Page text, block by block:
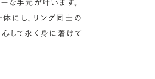
な手元が叶います。
にし、リング同士の
して永く身に着けて